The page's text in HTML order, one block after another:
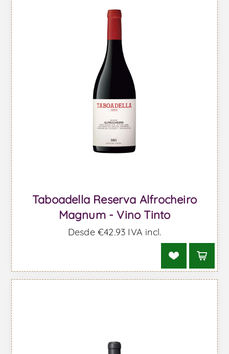
Taboadella Reserva Alfrocheiro
Magnum - Vino Tinto
Desde €42,93 IVA incl.